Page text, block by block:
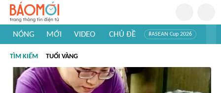
NÓNG MỚI VIDEO CHỦ ĐỀ #ASEAN Cup 2026
#Khám phá thế giới
TÌM KIẾM TUỔI VÀNG